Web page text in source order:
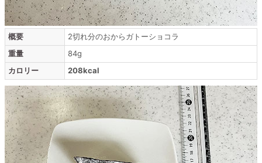
概要
2切れ分のおからガトーショコラ
重量
84g
カロリー
208kcal